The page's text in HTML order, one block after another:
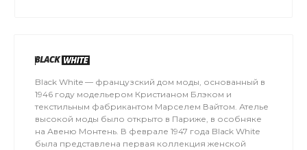
Black White — французский дом моды, основанный в
1946 году модельером Кристианом Блэком и
текстильным фабрикантом Марселем Вайтом. Ателье
высокой моды было открыто в Париже, в особняке
на Авеню Монтень. В феврале 1947 года Black White
была представлена первая коллекция женской